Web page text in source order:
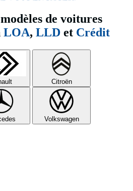
de voitures
LOA, LLD et Crédit
Citroën
Volkswagen